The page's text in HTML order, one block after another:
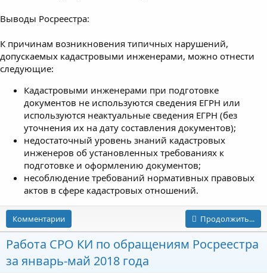
Выводы Росреестра:
К причинам возникновения типичных нарушений,
допускаемых кадастровыми инженерами, можно отнести
следующие:
Кадастровыми инженерами при подготовке
документов не используются сведения ЕГРН или
используются неактуальные сведения ЕГРН (без
уточнения их на дату составления документов);
недостаточный уровень знаний кадастровых
инженеров об установленных требованиях к
подготовке и оформлению документов;
несоблюдение требований нормативных правовых
актов в сфере кадастровых отношений.
Комментарии Продолжить...
Работа СРО КИ по обращениям Росреестра
за январь-май 2018 года